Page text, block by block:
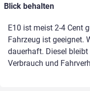
Blick behalten
E10 ist meist 2-4 Cent
Fahrzeug ist geeignet.
dauerhaft. Diesel
Verbrauch und